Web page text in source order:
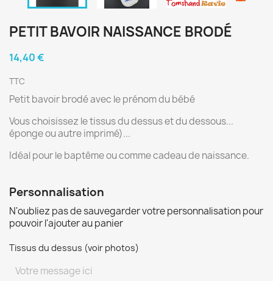
PETIT BAVOIR NAISSANCE BRODÉ
14,40 €
TTC
Petit bavoir brodé avec le prénom du bébé
Vous choisissez le tissus du dessus et du dessous...
éponge ou autre imprimé)...
Idéal pour le baptême ou comme cadeau de naissance.
Personnalisation
N'oubliez pas de sauvegarder votre personnalisation pour
pouvoir l'ajouter au panier
Tissus du dessus (voir photos)